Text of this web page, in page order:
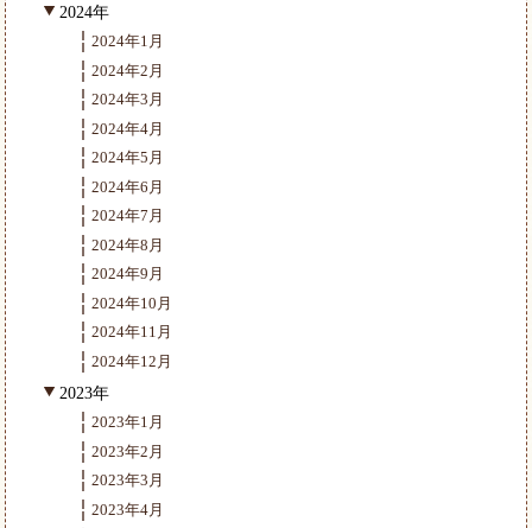
2024年
2024年1月
2024年2月
2024年3月
2024年4月
2024年5月
2024年6月
2024年7月
2024年8月
2024年9月
2024年10月
2024年11月
2024年12月
2023年
2023年1月
2023年2月
2023年3月
2023年4月